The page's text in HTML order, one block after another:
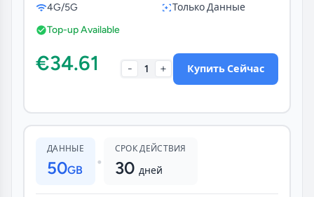
4G/5G
Только Данные
Top-up Available
€34.61 - 1 + Купить Сейчас
ДАННЫЕ
50GB •
СРОК ДЕЙСТВИЯ
30 дней